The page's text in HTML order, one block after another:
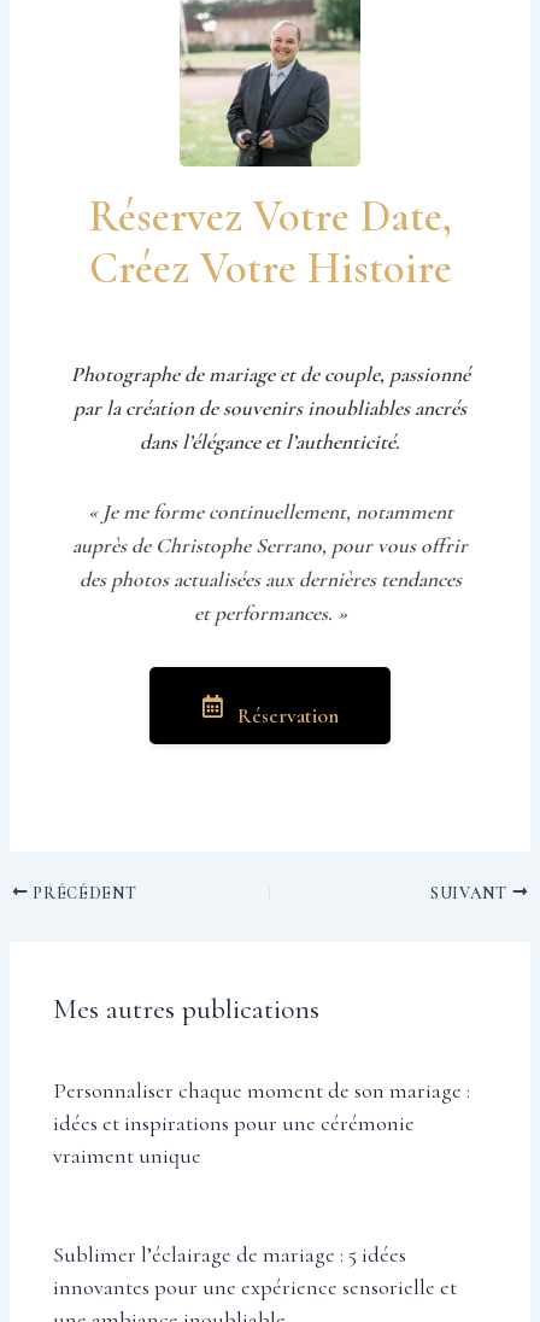
Réservez Votre Date,
Créez Votre Histoire
Photographe de mariage et de couple, passionné
par la création de souvenirs inoubliables ancrés
dans l’élégance et l’authenticité.
« Je me forme continuellement, notamment
auprès de Christophe Serrano, pour vous offrir
des photos actualisées aux dernières tendances
et performances. »
Réservation
PRÉCÉDENT SUIVANT
Mes autres publications
Personnaliser chaque moment de son mariage :
idées et inspirations pour une cérémonie
vraiment unique
Sublimer l’éclairage de mariage : 5 idées
innovantes pour une expérience sensorielle et